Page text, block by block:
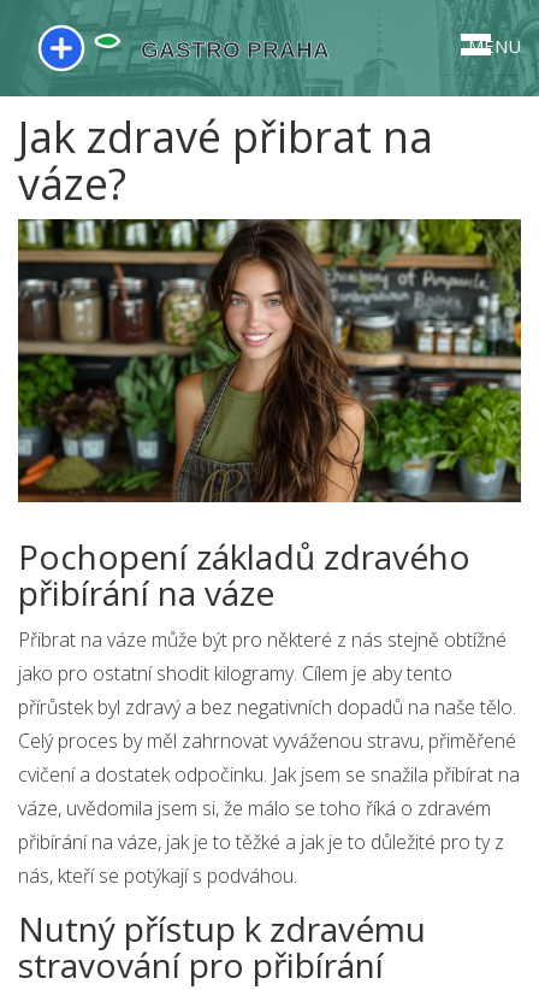
MENU
Jak zdravé přibrat na
váze?
Pochopení základů zdravého
přibírání na váze
Přibrat na váze může být pro některé z nás stejně obtížné
jako pro ostatní shodit kilogramy. Cílem je aby tento
přírůstek byl zdravý a bez negativních dopadů na naše tělo.
Celý proces by měl zahrnovat vyváženou stravu, přiměřené
cvičení a dostatek odpočinku. Jak jsem se snažila přibírat na
váze, uvědomila jsem si, že málo se toho říká o zdravém
přibírání na váze, jak je to těžké a jak je to důležité pro ty z
nás, kteří se potýkají s podváhou.
Nutný přístup k zdravému
stravování pro přibírání